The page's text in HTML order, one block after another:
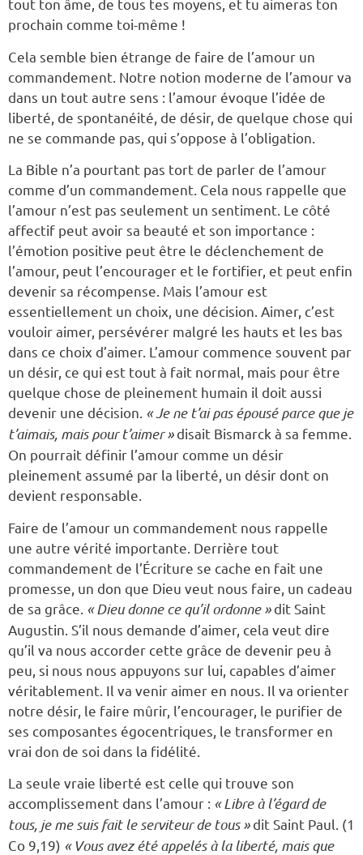
tout ton âme, de tous tes moyens, et tu aimeras ton
prochain comme toi-même !
Cela semble bien étrange de faire de l’amour un
commandement. Notre notion moderne de l’amour va
dans un tout autre sens : l’amour évoque l’idée de
liberté, de spontanéité, de désir, de quelque chose qui
ne se commande pas, qui s’oppose à l’obligation.
La Bible n’a pourtant pas tort de parler de l’amour
comme d’un commandement. Cela nous rappelle que
l’amour n’est pas seulement un sentiment. Le côté
affectif peut avoir sa beauté et son importance :
l’émotion positive peut être le déclenchement de
l’amour, peut l’encourager et le fortifier, et peut enfin
devenir sa récompense. Mais l’amour est
essentiellement un choix, une décision. Aimer, c’est
vouloir aimer, persévérer malgré les hauts et les bas
dans ce choix d’aimer. L’amour commence souvent par
un désir, ce qui est tout à fait normal, mais pour être
quelque chose de pleinement humain il doit aussi
devenir une décision. « Je ne t’ai pas épousé parce que je
t’aimais, mais pour t’aimer »disait Bismarck à sa femme.
On pourrait définir l’amour comme un désir
pleinement assumé par la liberté, un désir dont on
devient responsable.
Faire de l’amour un commandement nous rappelle
une autre vérité importante. Derrière tout
commandement de l’Écriture se cache en fait une
promesse, un don que Dieu veut nous faire, un cadeau
de sa grâce. « Dieu donne ce qu’il ordonne »dit Saint
Augustin. S’il nous demande d’aimer, cela veut dire
qu’il va nous accorder cette grâce de devenir peu à
peu, si nous nous appuyons sur lui, capables d’aimer
véritablement. Il va venir aimer en nous. Il va orienter
notre désir, le faire mûrir, l’encourager, le purifier de
ses composantes égocentriques, le transformer en
vrai don de soi dans la fidélité.
La seule vraie liberté est celle qui trouve son
accomplissement dans l’amour : « Libre à l’égard de
tous, je me suis fait le serviteur de tous »dit Saint Paul. (1
Co 9,19) « Vous avez été appelés à la liberté, mais que